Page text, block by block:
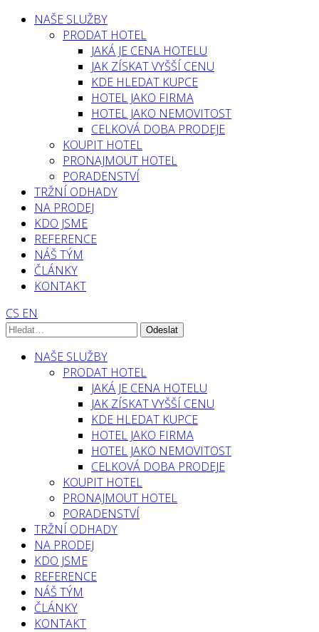
NAŠE SLUŽBY
PRODAT HOTEL
JAKÁ JE CENA HOTELU
JAK ZÍSKAT VYŠŠÍ CENU
KDE HLEDAT KUPCE
HOTEL JAKO FIRMA
HOTEL JAKO NEMOVITOST
CELKOVÁ DOBA PRODEJE
KOUPIT HOTEL
PRONAJMOUT HOTEL
PORADENSTVÍ
TRŽNÍ ODHADY
NA PRODEJ
KDO JSME
REFERENCE
NÁŠ TÝM
ČLÁNKY
KONTAKT
CS EN
NAŠE SLUŽBY
PRODAT HOTEL
JAKÁ JE CENA HOTELU
JAK ZÍSKAT VYŠŠÍ CENU
KDE HLEDAT KUPCE
HOTEL JAKO FIRMA
HOTEL JAKO NEMOVITOST
CELKOVÁ DOBA PRODEJE
KOUPIT HOTEL
PRONAJMOUT HOTEL
PORADENSTVÍ
TRŽNÍ ODHADY
NA PRODEJ
KDO JSME
REFERENCE
NÁŠ TÝM
ČLÁNKY
KONTAKT